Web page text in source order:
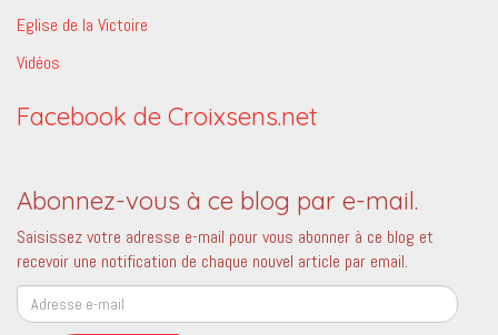
Eglise de la Victoire
Vidéos
Facebook de Croixsens.net
Abonnez-vous à ce blog par e-mail.
Saisissez votre adresse e-mail pour vous abonner à ce blog et
recevoir une notification de chaque nouvel article par email.
Adresse
e-